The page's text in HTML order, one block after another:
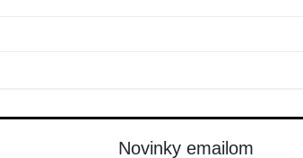
Novinky emailom